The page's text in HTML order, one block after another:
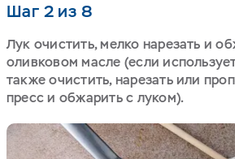
Шаг 2 из 8
Лук очистить, мелко нарезать и
оливковом масле (если
также очистить, нарезать или
пресс и обжарить с луком).